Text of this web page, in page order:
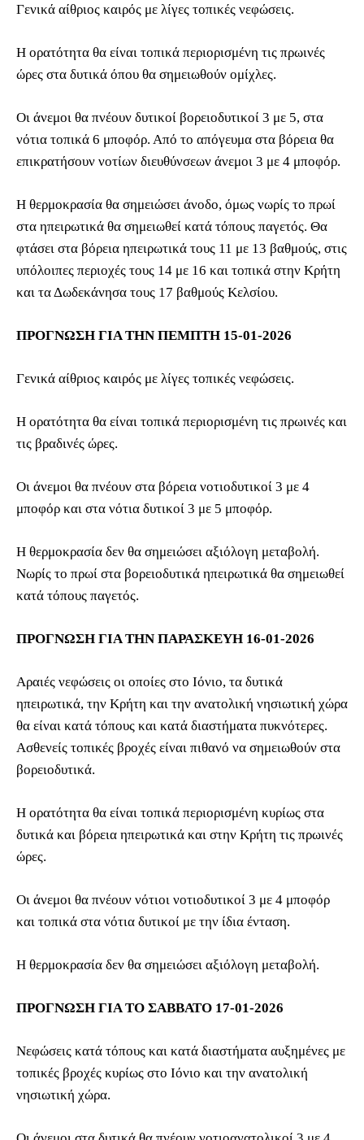
Γενικά αίθριος καιρός με λίγες τοπικές νεφώσεις.
Η ορατότητα θα είναι τοπικά περιορισμένη τις πρωινές
ώρες στα δυτικά όπου θα σημειωθούν ομίχλες.
Οι άνεμοι θα πνέουν δυτικοί βορειοδυτικοί 3 με 5, στα
νότια τοπικά 6 μποφόρ. Από το απόγευμα στα βόρεια θα
επικρατήσουν νοτίων διευθύνσεων άνεμοι 3 με 4 μποφόρ.
Η θερμοκρασία θα σημειώσει άνοδο, όμως νωρίς το πρωί
στα ηπειρωτικά θα σημειωθεί κατά τόπους παγετός. Θα
φτάσει στα βόρεια ηπειρωτικά τους 11 με 13 βαθμούς, στις
υπόλοιπες περιοχές τους 14 με 16 και τοπικά στην Κρήτη
και τα Δωδεκάνησα τους 17 βαθμούς Κελσίου.
ΠΡΟΓΝΩΣΗ ΓΙΑ ΤΗΝ ΠΕΜΠΤΗ 15-01-2026
Γενικά αίθριος καιρός με λίγες τοπικές νεφώσεις.
Η ορατότητα θα είναι τοπικά περιορισμένη τις πρωινές και
τις βραδινές ώρες.
Οι άνεμοι θα πνέουν στα βόρεια νοτιοδυτικοί 3 με 4
μποφόρ και στα νότια δυτικοί 3 με 5 μποφόρ.
Η θερμοκρασία δεν θα σημειώσει αξιόλογη μεταβολή.
Νωρίς το πρωί στα βορειοδυτικά ηπειρωτικά θα σημειωθεί
κατά τόπους παγετός.
ΠΡΟΓΝΩΣΗ ΓΙΑ ΤΗΝ ΠΑΡΑΣΚΕΥΗ 16-01-2026
Αραιές νεφώσεις οι οποίες στο Ιόνιο, τα δυτικά
ηπειρωτικά, την Κρήτη και την ανατολική νησιωτική χώρα
θα είναι κατά τόπους και κατά διαστήματα πυκνότερες.
Ασθενείς τοπικές βροχές είναι πιθανό να σημειωθούν στα
βορειοδυτικά.
Η ορατότητα θα είναι τοπικά περιορισμένη κυρίως στα
δυτικά και βόρεια ηπειρωτικά και στην Κρήτη τις πρωινές
ώρες.
Οι άνεμοι θα πνέουν νότιοι νοτιοδυτικοί 3 με 4 μποφόρ
και τοπικά στα νότια δυτικοί με την ίδια ένταση.
Η θερμοκρασία δεν θα σημειώσει αξιόλογη μεταβολή.
ΠΡΟΓΝΩΣΗ ΓΙΑ ΤΟ ΣΑΒΒΑΤΟ 17-01-2026
Νεφώσεις κατά τόπους και κατά διαστήματα αυξημένες με
τοπικές βροχές κυρίως στο Ιόνιο και την ανατολική
νησιωτική χώρα.